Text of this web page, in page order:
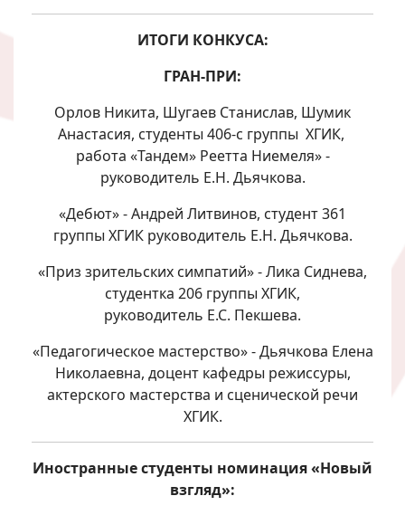
ИТОГИ КОНКУСА:
ГРАН-ПРИ:
Орлов Никита, Шугаев Станислав, Шумик
Анастасия, студенты 406-с группы ХГИК,
работа «Тандем» Реетта Ниемеля» -
руководитель Е.Н. Дьячкова.
«Дебют» - Андрей Литвинов, студент 361
группы ХГИК руководитель Е.Н. Дьячкова.
«Приз зрительских симпатий» - Лика Сиднева,
студентка 206 группы ХГИК,
руководитель Е.С. Пекшева.
«Педагогическое мастерство» - Дьячкова Елена
Николаевна, доцент кафедры режиссуры,
актерского мастерства и сценической речи
ХГИК.
Иностранные студенты номинация «Новый
взгляд»: